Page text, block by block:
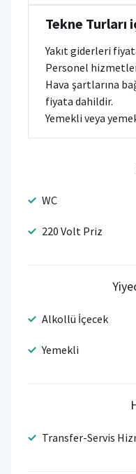
Tekne Turları
Yakıt giderleri
Personel
Hava şartlarına
fiyata dahildir.
Yemekli veya
WC
220 Volt Priz
Alkollü İçecek
Yemekli
Transfer-Servis